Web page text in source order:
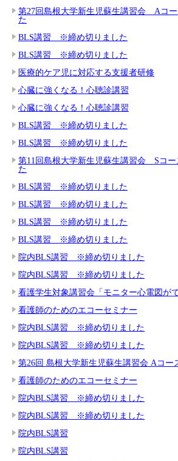
第27回島根大学新生児蘇生講習会 Aコ
た
BLS講習 ※締め切りました
BLS講習 ※締め切りました
医療的ケア児に対応する支援者研修
心臓に強くなる！心聴診講習
心臓に強くなる！心聴診講習
BLS講習 ※締め切りました
BLS講習 ※締め切りました
第11回島根大学新生児蘇生講習会 Sコ
た
BLS講習 ※締め切りました
BLS講習 ※締め切りました
BLS講習 ※締め切りました
BLS講習 ※締め切りました
院内BLS講習 ※締め切りました
院内BLS講習 ※締め切りました
看護学生対象講習会「モニター心電図がで
看護師のためのエコーセミナー
院内BLS講習 ※締め切りました
院内BLS講習 ※締め切りました
第26回 島根大学新生児蘇生講習会 Aコー
看護師のためのエコーセミナー
院内BLS講習 ※締め切りました
院内BLS講習 ※締め切りました
院内BLS講習
院内BLS講習